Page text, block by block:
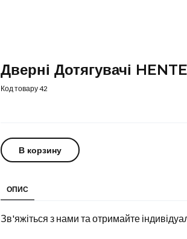
Дверні Дотягувачі
Код товару 42
В корзину
ОПИС
Зв'яжіться з нами та отримайте